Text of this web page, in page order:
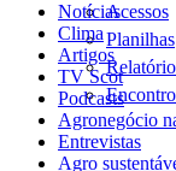
Acessos
Planilhas
Notícias
Clima
Artigos
TV Scot
Podcasts
Agronegócio
Entrevistas
Agro